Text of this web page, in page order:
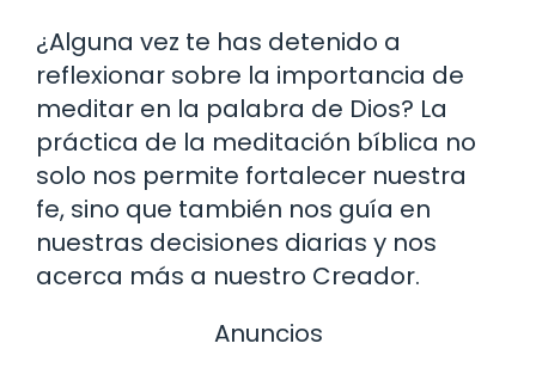
¿Alguna vez te has detenido a
reflexionar sobre la importancia de
meditar en la palabra de Dios? La
práctica de la meditación bíblica no
solo nos permite fortalecer nuestra
fe, sino que también nos guía en
nuestras decisiones diarias y nos
acerca más a nuestro Creador.
Anuncios